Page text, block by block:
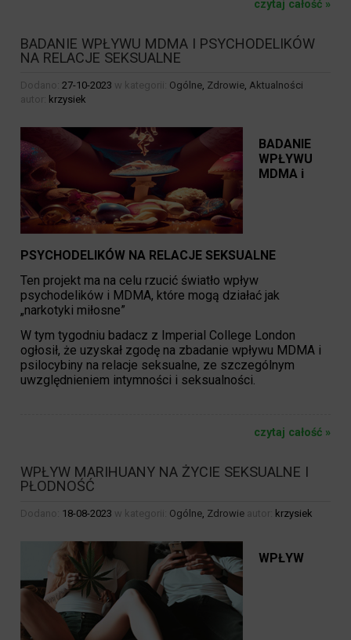
czytaj całość »
BADANIE WPŁYWU MDMA I PSYCHODELIKÓW
NA RELACJE SEKSUALNE
Dodano: 27-10-2023 w kategorii: Ogólne Zdrowie Aktualności
autor:
krzysiek
BADANIE
WPŁYWU
MDMA i
PSYCHODELIKÓW NA RELACJE SEKSUALNE
Ten projekt ma na celu rzucić światło wpływ
psychodelików i MDMA, które mogą działać jak
„narkotyki miłosne”
W tym tygodniu badacz z Imperial College London
ogłosił, że uzyskał zgodę na zbadanie wpływu MDMA i
psilocybiny na relacje seksualne, ze szczególnym
uwzględnieniem intymności i seksualności.
czytaj całość »
WPŁYW MARIHUANY NA ŻYCIE SEKSUALNE I
PŁODNOŚĆ
Dodano: 18-08-2023 w kategorii: Ogólne, Zdrowie autor: krzysiek
WPŁYW